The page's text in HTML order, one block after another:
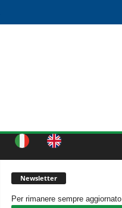
Newsletter
Per rimanere sempre aggiornato